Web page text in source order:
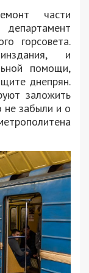
части
горсовета.
и
помощи,
днепрян.
заложить
не забыли и о